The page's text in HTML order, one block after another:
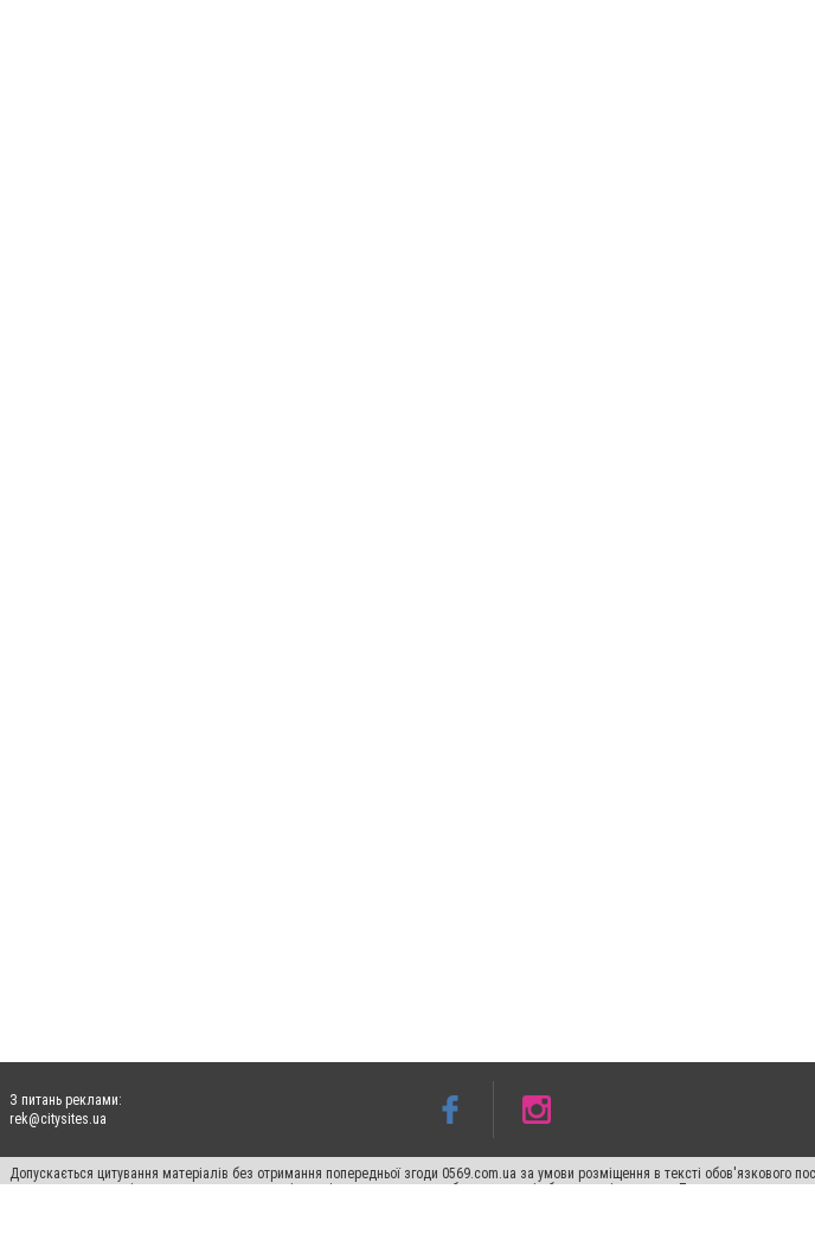
З питань реклами:
rek@citysites.ua
Допускається цитування матеріалів без отримання попередньої згоди 0569.com.ua за умови розміщення в тексті
пошукових систем гіперпосилання на цитовані статті не нижче другого абзацу в тексті або в якості джерела. Порушення